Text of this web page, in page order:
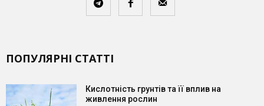
ПОПУЛЯРНІ СТАТТІ
Кислотність грунтів та її вплив на
живлення рослин